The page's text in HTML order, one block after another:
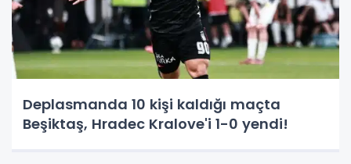
Deplasmanda 10 kişi kaldığı maçta
Beşiktaş, Hradec Kralove'i 1-0 yendi!